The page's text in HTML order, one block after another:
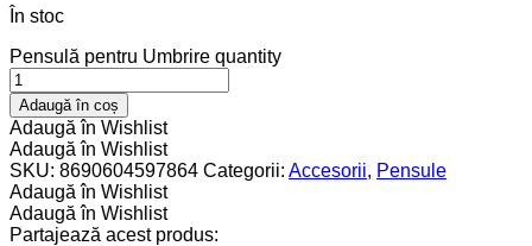
În stoc
Pensulă pentru Umbrire quantity
Adaugă în coș
Adaugă în Wishlist
Adaugă în Wishlist
SKU: 8690604597864 Categorii: Accesorii, Pensule
Adaugă în Wishlist
Adaugă în Wishlist
Partajează acest produs: